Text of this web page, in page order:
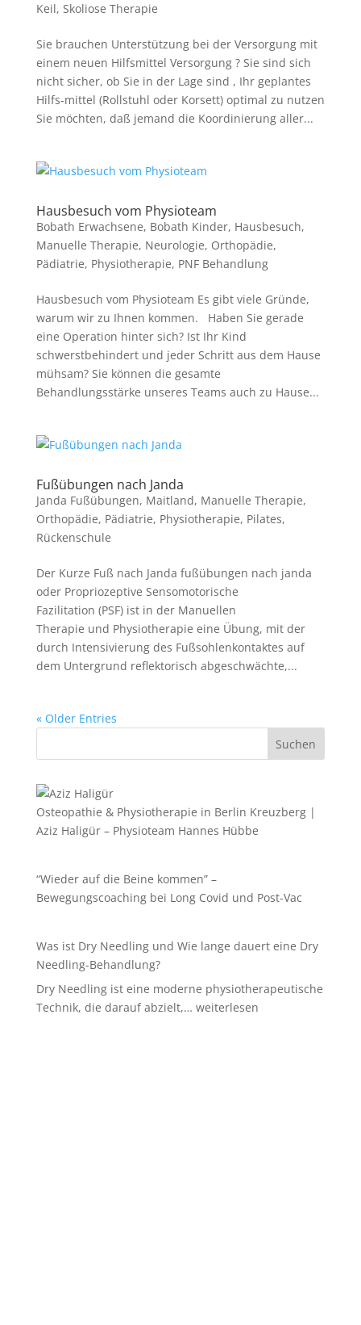
Keil, Skoliose Therapie
Sie brauchen Unterstützung bei der Versorgung mit
einem neuen Hilfsmittel Versorgung ? Sie sind sich
nicht sicher, ob Sie in der Lage sind , Ihr geplantes
Hilfs-mittel (Rollstuhl oder Korsett) optimal zu nutzen
Sie möchten, daß jemand die Koordinierung aller...
Hausbesuch vom Physioteam
Bobath Erwachsene, Bobath Kinder, Hausbesuch,
Manuelle Therapie, Neurologie, Orthopädie,
Pädiatrie, Physiotherapie, PNF Behandlung
Hausbesuch vom Physioteam Es gibt viele Gründe,
warum wir zu Ihnen kommen. Haben Sie gerade
eine Operation hinter sich? Ist Ihr Kind
schwerstbehindert und jeder Schritt aus dem Hause
mühsam? Sie können die gesamte
Behandlungsstärke unseres Teams auch zu Hause...
Fußübungen nach Janda
Janda Fußübungen, Maitland, Manuelle Therapie,
Orthopädie, Pädiatrie, Physiotherapie, Pilates,
Rückenschule
Der Kurze Fuß nach Janda fußübungen nach janda
oder Propriozeptive Sensomotorische
Fazilitation (PSF) ist in der Manuellen
Therapie und Physiotherapie eine Übung, mit der
durch Intensivierung des Fußsohlenkontaktes auf
dem Untergrund reflektorisch abgeschwächte,...
« Older Entries
Suchen
Osteopathie & Physiotherapie in Berlin Kreuzberg |
Aziz Haligür – Physioteam Hannes Hübbe
“Wieder auf die Beine kommen” –
Bewegungscoaching bei Long Covid und Post-Vac
Was ist Dry Needling und Wie lange dauert eine Dry
Needling-Behandlung?
Dry Needling ist eine moderne physiotherapeutische
Technik, die darauf abzielt,… Was
weiterlesen